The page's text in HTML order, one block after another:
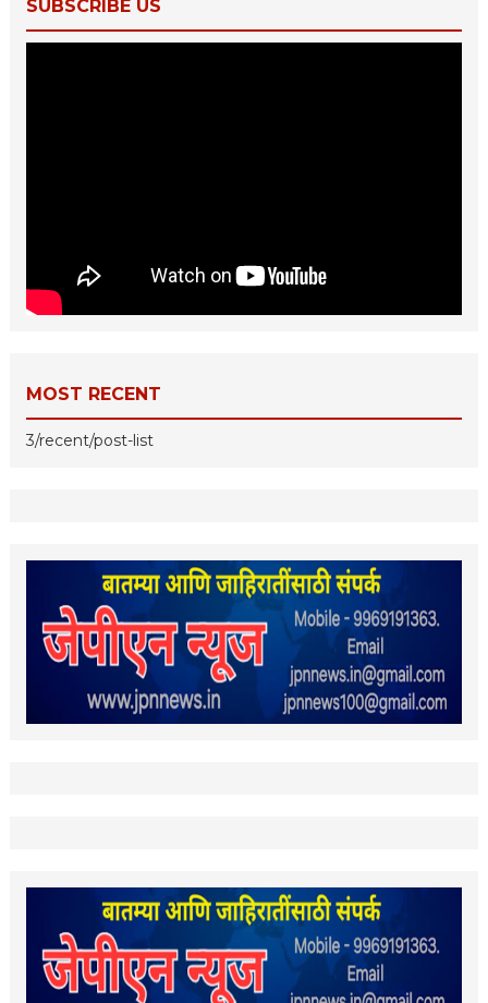
SUBSCRIBE US
MOST RECENT
3/recent/post-list